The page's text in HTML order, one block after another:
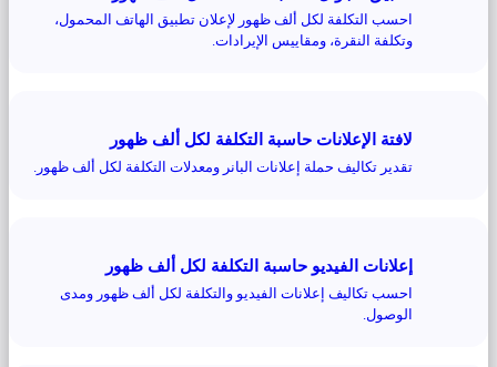
احسب التكلفة لكل ألف ظهور لإعلان تطبيق الهاتف المحمول،
وتكلفة النقرة، ومقاييس الإيرادات.
لافتة الإعلانات حاسبة التكلفة لكل ألف ظهور
تقدير تكاليف حملة إعلانات البانر ومعدلات التكلفة لكل ألف ظهور.
إعلانات الفيديو حاسبة التكلفة لكل ألف ظهور
احسب تكاليف إعلانات الفيديو والتكلفة لكل ألف ظهور ومدى
الوصول.